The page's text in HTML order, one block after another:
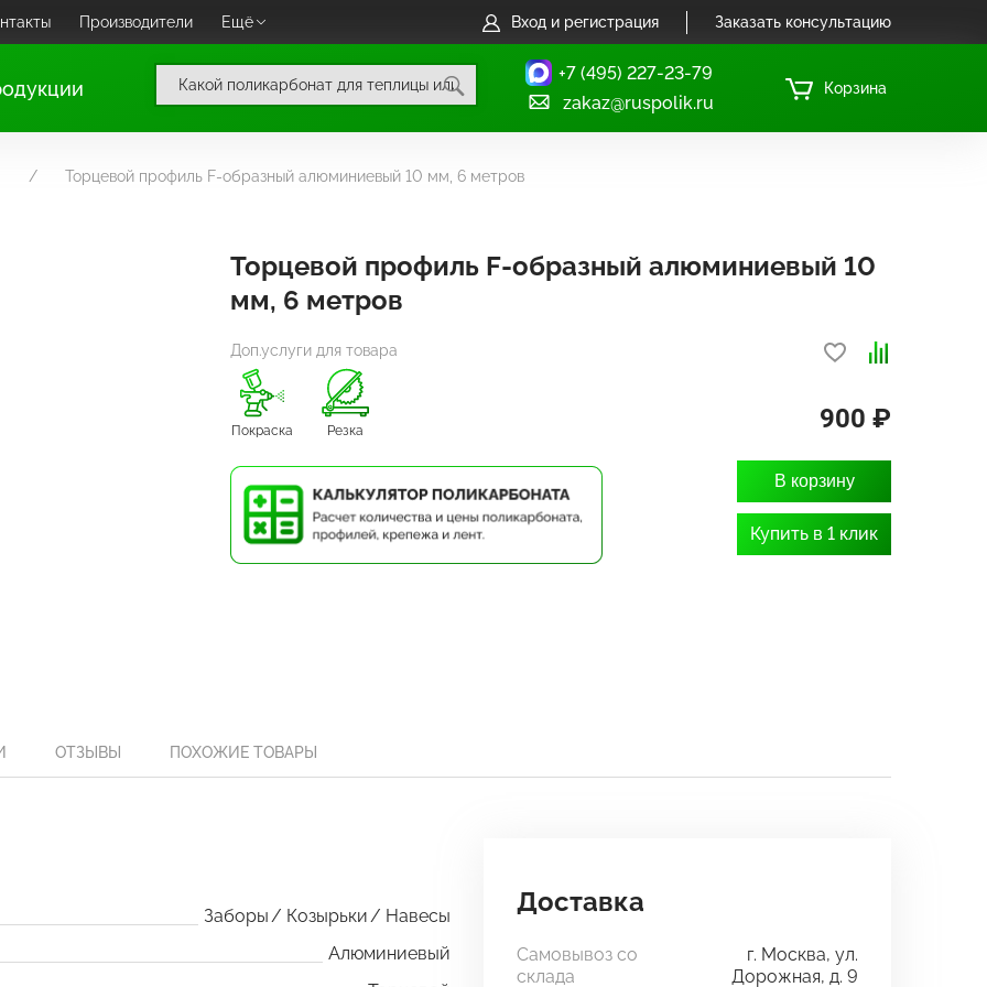
Производители Ещё Вход и регистрация Заказать консультацию
+7 (495) 227-23-79
zakaz@ruspolik.ru
Корзина
Торцевой профиль F-образный алюминиевый 10 мм, 6 метров
Торцевой профиль F-образный алюминиевый 10
мм, 6 метров
Доп.услуги для товара
Покраска Резка 900 ₽
В корзину
Купить в 1 клик
ОТЗЫВЫ ПОХОЖИЕ ТОВАРЫ
Заборы Козырьки
Навесы
Алюминиевый
Доставка
Самовывоз со
склада
г. Москва, ул.
Дорожная, д. 9